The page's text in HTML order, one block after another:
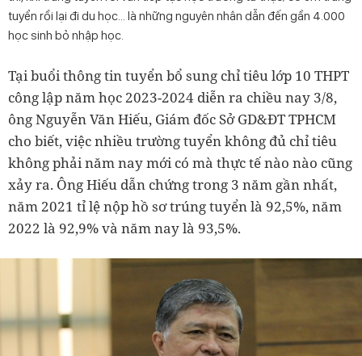
tuyển rồi lại đi du học… là những nguyên nhân dẫn đến gần 4.000
học sinh bỏ nhập học.
Tại buổi thông tin tuyển bổ sung chỉ tiêu lớp 10 THPT
công lập năm học 2023-2024 diễn ra chiều nay 3/8,
ông Nguyễn Văn Hiếu, Giám đốc Sở GD&ĐT TPHCM
cho biết, việc nhiều trường tuyển không đủ chỉ tiêu
không phải năm nay mới có mà thực tế nào nào cũng
xảy ra. Ông Hiếu dẫn chứng trong 3 năm gần nhất,
năm 2021 tỉ lệ nộp hồ sơ trúng tuyển là 92,5%, năm
2022 là 92,9% và năm nay là 93,5%.